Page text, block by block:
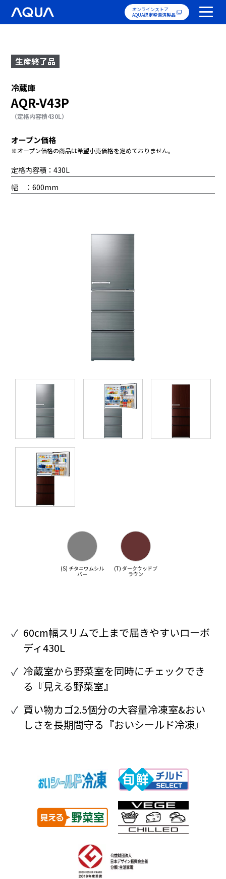
オンラインストア
AQUA認定整備済製品
生産終了品
冷蔵庫
AQR-V43P
（定格内容積430L）
オープン価格
※オープン価格の商品は希望小売価格を定めておりません。
定格内容積：430L
幅 ：600mm
(S) チタニウムシル
バー
(T) ダークウッドブ
ラウン
60cm幅スリムで上まで届きやすいローボ
ディ430L
冷蔵室から野菜室を同時にチェックでき
る『見える野菜室』
買い物カゴ2.5個分の大容量冷凍室&おい
しさを長期間守る『おいシールド冷凍』